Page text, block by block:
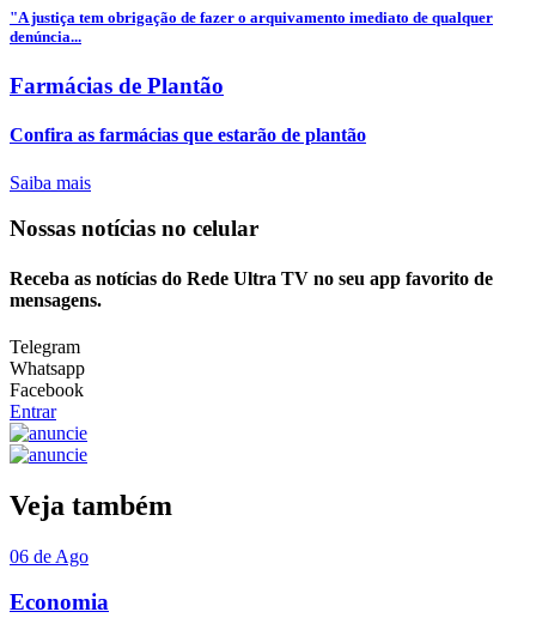
"A justiça tem obrigação de fazer o arquivamento imediato de qualquer
denúncia...
Farmácias de Plantão
Confira as farmácias que estarão de plantão
Saiba mais
Nossas notícias no celular
Receba as notícias do Rede Ultra TV no seu app favorito de
mensagens.
Telegram
Whatsapp
Facebook
Entrar
Veja também
06 de Ago
Economia